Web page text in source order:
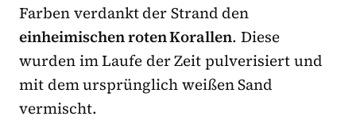
Farben verdankt der Strand den
einheimischen roten Korallen. Diese
wurden im Laufe der Zeit pulverisiert und
mit dem ursprünglich weißen Sand
vermischt.